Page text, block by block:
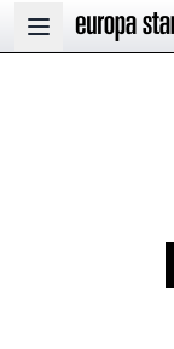
Open main menu